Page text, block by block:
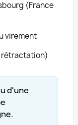
(France
virement
d'une